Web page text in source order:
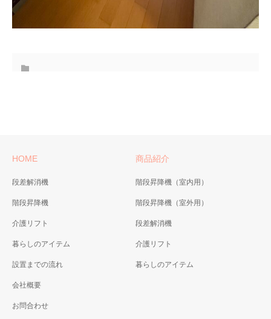
HOME
段差解消機
階段昇降機
介護リフト
暮らしのアイテム
設置までの流れ
会社概要
お問合わせ
商品紹介
階段昇降機（室内用）
階段昇降機（室外用）
段差解消機
介護リフト
暮らしのアイテム